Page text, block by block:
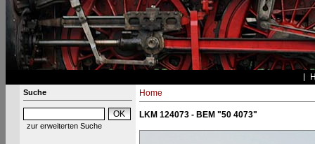
Suche
zur erweiterten Suche
Home
LKM 124073 - BEM "50 4073"